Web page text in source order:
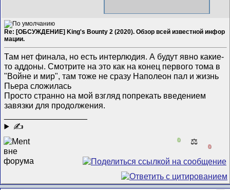
Re: [ОБСУЖДЕНИЕ] King's Bounty 2 (2020). Обзор всей известной инфор
мации.
Там нет финала, но есть интерлюдия. А будут явно какие-
то аддоны. Смотрите на это как на конец первого тома в
"Войне и мир", там тоже не сразу Наполеон пал и жизнь
Пьера сложилась
Просто странно на мой взгляд попрекать введением
завязки для продолжения.
✍
0 ⚖️
0